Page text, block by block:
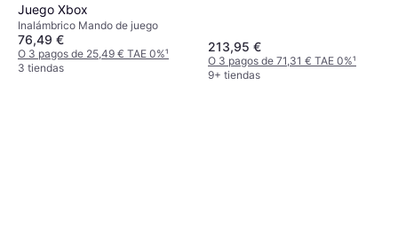
Juego Xbox
Inalámbrico Mando de juego
76,49 €
O 3 pagos de 25,49 € TAE 0%¹
3 tiendas
213,95 €
O 3 pagos de 71,31 € TAE 0%¹
9+ tiendas